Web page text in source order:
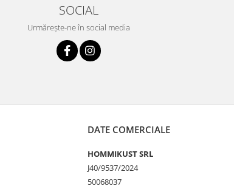
SOCIAL
Urmărește-ne în social media
DATE COMERCIALE
HOMMIKUST SRL
J40/9537/2024
50068037